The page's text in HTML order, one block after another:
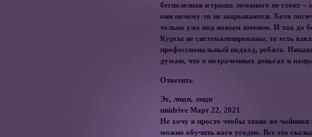
бесполезная и гроша ломаного не стоит –
они почему-то не закрываются. Хотя
только уже под новым именем. И так до
Курсы не систематизированы, то есть
профессиональный подход, ребята.
думаю, что о потраченных деньгах и
Ответить
Эх, люди, люди
unidrive Март 22, 2021
Не хочу я просто чтобы такие же чайники
можно обучить кого угодно. Все это